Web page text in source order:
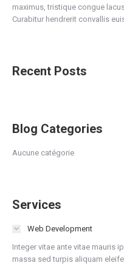
maximus, tristique congue
Curabitur hendrerit convallis
Recent Posts
Blog Categories
Aucune catégorie
Services
Web Development
Integer vitae ante vitae mauris
massa sed turpis aliquam